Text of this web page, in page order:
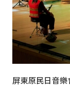
屏東原民日音